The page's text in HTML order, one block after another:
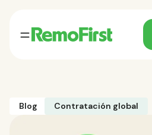
Blog Contratación global